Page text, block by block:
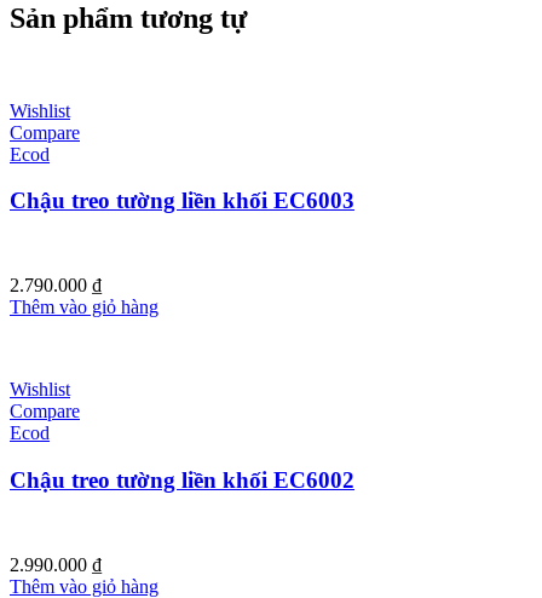
Sản phẩm tương tự
Wishlist
Compare
Ecod
Chậu treo tường liền khối EC6003
2.790.000 ₫
Thêm vào giỏ hàng
Wishlist
Compare
Ecod
Chậu treo tường liền khối EC6002
2.990.000 ₫
Thêm vào giỏ hàng